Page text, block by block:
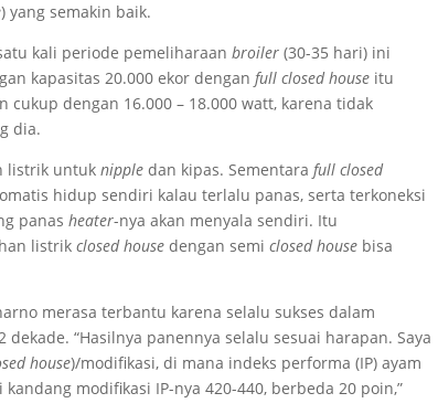
) yang semakin baik.
kali periode pemeliharaanbroiler(30-35 hari) ini
kapasitas 20.000 ekor denganfull closed house itu
cukup dengan 16.000 – 18.000 watt, karena tidak
dia.
listrik untuknipple dan kipas. Sementarafull closed
hidup sendiri kalau terlalu panas, serta terkoneksi
panasheater-nya akan menyala sendiri. Itu
listrikclosed housedengan semiclosed house bisa
merasa terbantu karena selalu sukses dalam
“Hasilnya panennya selalu sesuai harapan. Saya
house)/modifikasi, di mana indeks performa (IP) ayam
modifikasi IP-nya 420-440, berbeda 20 poin,”